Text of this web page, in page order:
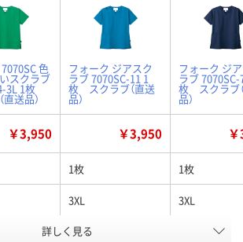
色
スクラブ
3L 1枚
直送品）
フォーク ジアスク
ラブ 7070SC-11 1
枚 スクラブ（直送
品）
フォーク ジ
ラブ 7070SC-
枚 スクラブ
品）
￥3,950 ￥3,950
1枚 1枚
3XL 3XL
ターコイズ ネイビー
詳しく見る